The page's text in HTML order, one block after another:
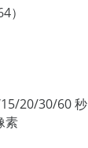
）
20/30/60 秒
素